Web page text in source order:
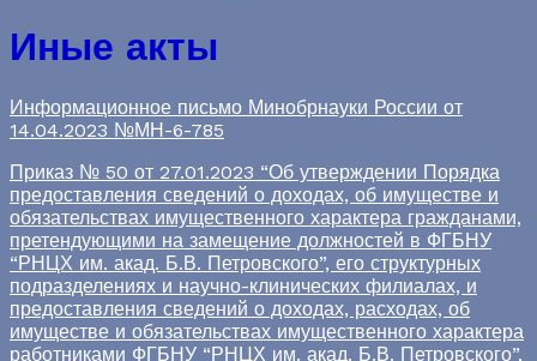
Иные акты
Информационное письмо Минобрнауки России от
14.04.2023 №МН-6-785
Приказ № 50 от 27.01.2023 “Об утверждении Порядка
предоставления сведений о доходах, об имуществе и
обязательствах имущественного характера гражданами,
претендующими на замещение должностей в ФГБНУ
“РНЦХ им. акад. Б.В. Петровского”, его структурных
подразделениях и научно-клинических филиалах, и
предоставления сведений о доходах, расходах, об
имуществе и обязательствах имущественного характера
работниками ФГБНУ “РНЦХ им. акад. Б.В. Петровского”,